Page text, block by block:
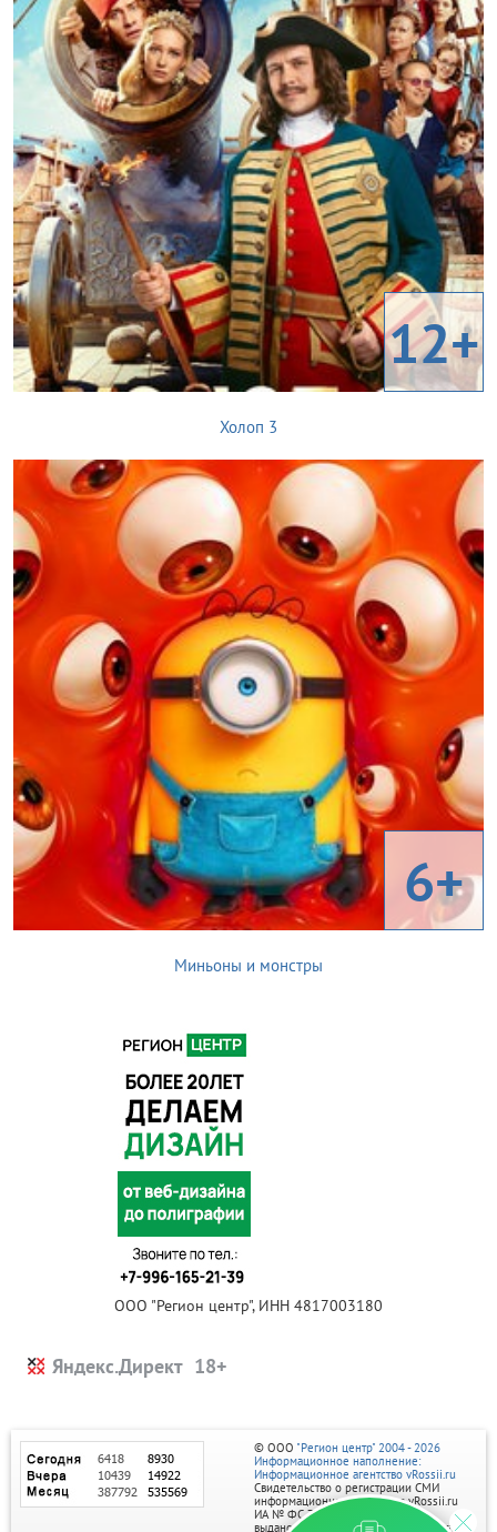
12+
Холоп 3
6+
Миньоны и монстры
ООО "Регион центр", ИНН 4817003180
Яндекс.Директ
© ООО "Регион центр" 2004 - 2026
Информационное наполнение:
Информационное агентство vRossii.ru
Свидетельство о регистрации СМИ
информационного агентства vRossii.ru
ИА № ФС 77‑35502
выдано РОСКОМНАДЗОРом 04 марта